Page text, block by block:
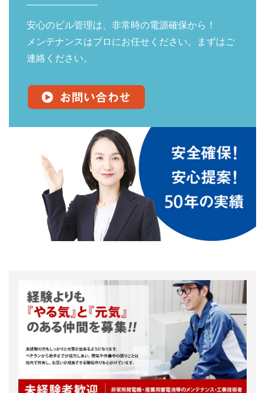
安心のビル管理は、非常時の電源確保から！
メンテナンスはプロにお任せください。まずはご
連絡ください。